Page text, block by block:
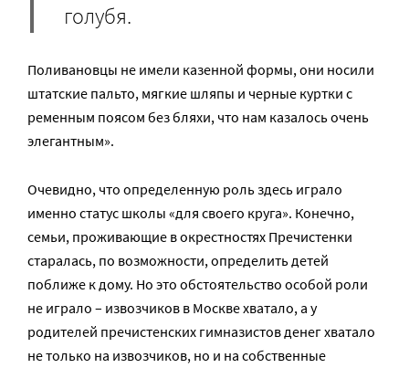
голубя.
Поливановцы не имели казенной формы, они носили
штатские пальто, мягкие шляпы и черные куртки с
ременным поясом без бляхи, что нам казалось очень
элегантным».
Очевидно, что определенную роль здесь играло
именно статус школы «для своего круга». Конечно,
семьи, проживающие в окрестностях Пречистенки
старалась, по возможности, определить детей
поближе к дому. Но это обстоятельство особой роли
не играло – извозчиков в Москве хватало, а у
родителей пречистенских гимназистов денег хватало
не только на извозчиков, но и на собственные